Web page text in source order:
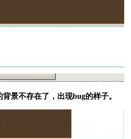
景不存在了，出现bug的样子。